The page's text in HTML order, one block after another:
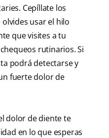
Cepíllate los
usar el hilo
que visites a tu
rutinarios. Si
podrá detectarse y
fuerte dolor de
dolor de diente te
en lo que esperas